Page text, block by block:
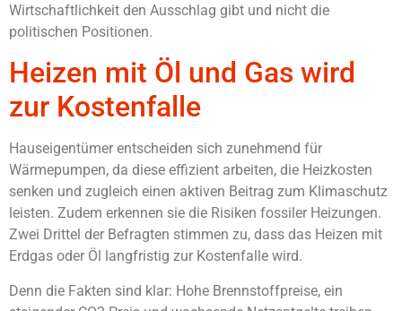
Wirtschaftlichkeit den Ausschlag gibt und nicht die
politischen Positionen.
Heizen mit Öl und Gas wird
zur Kostenfalle
Hauseigentümer entscheiden sich zunehmend für
Wärmepumpen, da diese effizient arbeiten, die Heizkosten
senken und zugleich einen aktiven Beitrag zum Klimaschutz
leisten. Zudem erkennen sie die Risiken fossiler Heizungen.
Zwei Drittel der Befragten stimmen zu, dass das Heizen mit
Erdgas oder Öl langfristig zur Kostenfalle wird.
Denn die Fakten sind klar: Hohe Brennstoffpreise, ein